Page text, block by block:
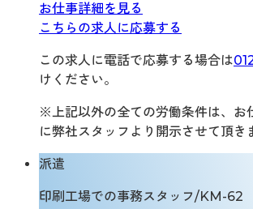
お仕事詳細を見る
こちらの求人に応募する
この求人に電話で応募する場合は
けください。
※上記以外の全ての労働条件は、お
に弊社スタッフより開示させて頂き
派遣
印刷工場での事務スタッフ/KM-62